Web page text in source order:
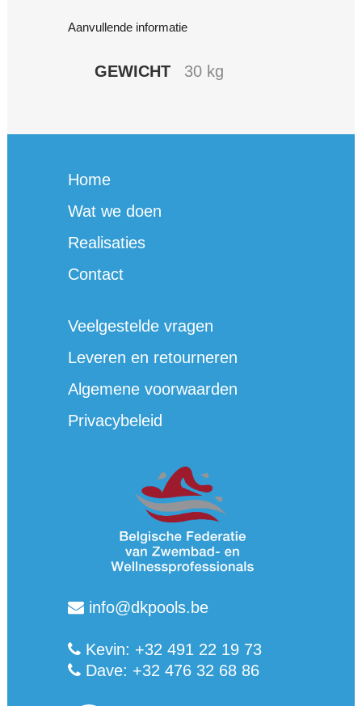
Aanvullende informatie
GEWICHT 30 kg
Home
Wat we doen
Realisaties
Contact
Veelgestelde vragen
Leveren en retourneren
Algemene voorwaarden
Privacybeleid
info@dkpools.be
Kevin: +32 491 22 19 73
Dave: +32 476 32 68 86